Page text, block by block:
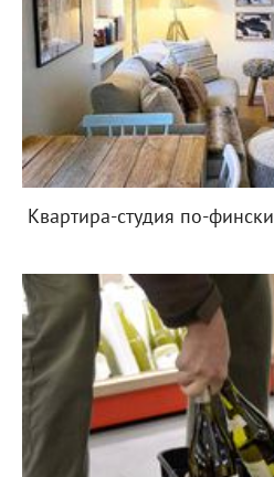
Квартира-студия по-фински